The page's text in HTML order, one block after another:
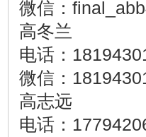
微信：
高冬兰
电话：
微信：
高志远
电话：